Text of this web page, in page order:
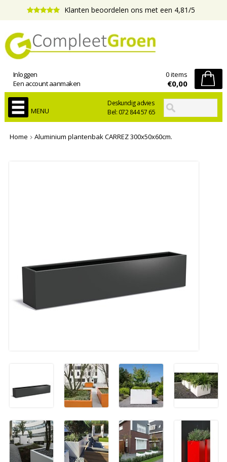
Klanten beoordelen ons met een 4,81/5
Deskundig advies
Bel: 072 844 57 65
Inloggen
Een account aanmaken
0 items
€0,00
MENU
Home Aluminium plantenbak CARREZ 300x50x60cm.